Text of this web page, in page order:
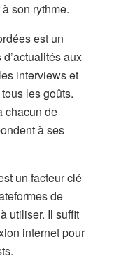
son rythme.
est un
aux
interviews et
les goûts.
chacun de
à ses
un facteur clé
de
utiliser. Il suffit
internet pour